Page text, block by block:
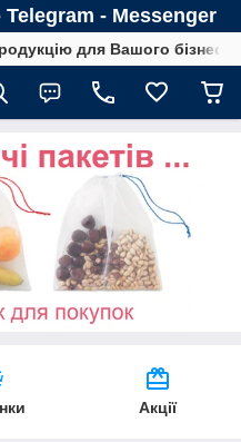
- Messenger
для Вашого бізнесу
Акції